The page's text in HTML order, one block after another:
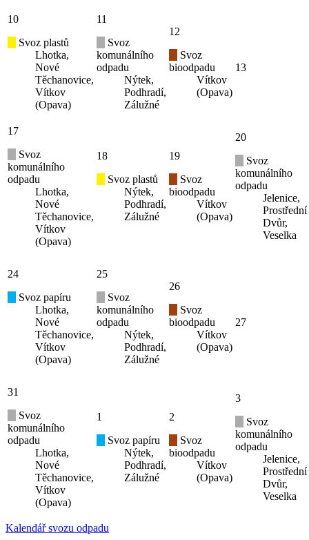
10
Svoz plastů
Lhotka,
Nové
Těchanovice,
Vítkov
(Opava)
11
Svoz
komunálního
odpadu
Nýtek,
Podhradí,
Zálužné
12
Svoz
bioodpadu
Vítkov
(Opava)
13
17
Svoz
komunálního
odpadu
Lhotka,
Nové
Těchanovice,
Vítkov
(Opava)
18
Svoz plastů
Nýtek,
Podhradí,
Zálužné
19
Svoz
bioodpadu
Vítkov
(Opava)
20
Svoz
komunálního
odpadu
Jelenice,
Prostřední
Dvůr,
Veselka
24
Svoz papíru
Lhotka,
Nové
Těchanovice,
Vítkov
(Opava)
25
Svoz
komunálního
odpadu
Nýtek,
Podhradí,
Zálužné
26
Svoz
bioodpadu
Vítkov
(Opava)
27
31
Svoz
komunálního
odpadu
Lhotka,
Nové
Těchanovice,
Vítkov
(Opava)
1
Svoz papíru
Nýtek,
Podhradí,
Zálužné
2
Svoz
bioodpadu
Vítkov
(Opava)
3
Svoz
komunálního
odpadu
Jelenice,
Prostřední
Dvůr,
Veselka
Kalendář svozu odpadu